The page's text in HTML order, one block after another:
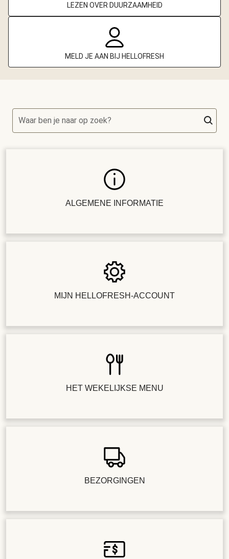
LEZEN OVER DUURZAAMHEID
MELD JE AAN BIJ HELLOFRESH
Waar ben je naar op zoek?
ALGEMENE INFORMATIE
MIJN HELLOFRESH-ACCOUNT
HET WEKELIJKSE MENU
BEZORGINGEN